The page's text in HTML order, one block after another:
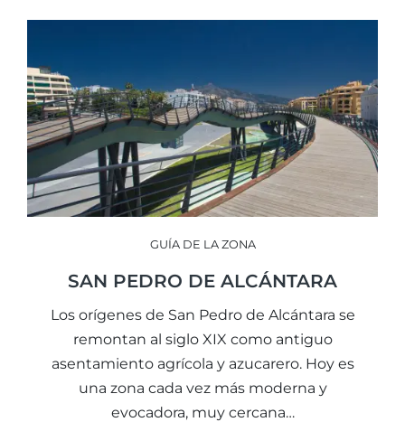
GUÍA DE LA ZONA
SAN PEDRO DE ALCÁNTARA
Los orígenes de San Pedro de Alcántara se
remontan al siglo XIX como antiguo
asentamiento agrícola y azucarero. Hoy es
una zona cada vez más moderna y
evocadora, muy cercana…